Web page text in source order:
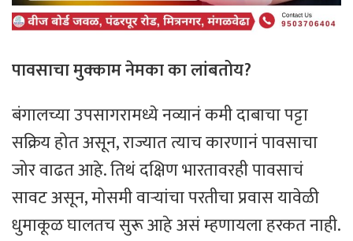
पावसाचा मुक्काम नेमका का लांबतोय?
बंगालच्या उपसागरामध्ये नव्यानं कमी दाबाचा पट्टा
सक्रिय होत असून, राज्यात त्याच कारणानं पावसाचा
जोर वाढत आहे. तिथं दक्षिण भारतावरही पावसाचं
सावट असून, मोसमी वाऱ्यांचा परतीचा प्रवास यावेळी
धुमाकूळ घालतच सुरू आहे असं म्हणायला हरकत नाही.